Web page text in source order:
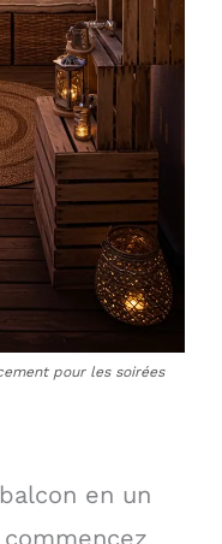
pour les soirées
en un